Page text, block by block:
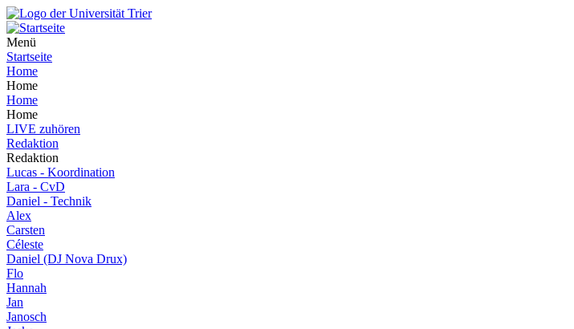
Menü
Startseite
Home
Home
Home
Home
LIVE zuhören
Redaktion
Redaktion
Lucas - Koordination
Lara - CvD
Daniel - Technik
Alex
Carsten
Céleste
Daniel (DJ Nova Drux)
Flo
Hannah
Jan
Janosch